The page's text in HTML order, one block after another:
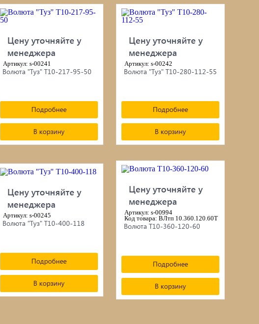
Цену уточняйте у
менеджера
Артикул: s-00241
Волюта "Туз" Т10-217-95-50
Подробнее
В корзину
Цену уточняйте у
менеджера
Артикул: s-00242
Волюта "Туз" Т10-280-112-55
Подробнее
В корзину
Цену уточняйте у
менеджера
Артикул: s-00245
Волюта "Туз" Т10-400-118
Подробнее
В корзину
Цену уточняйте у
менеджера
Артикул: s-00994
Код товара: ВЛтп 10.360.120.60Т
Волюта Т10-360-120-60
Подробнее
В корзину